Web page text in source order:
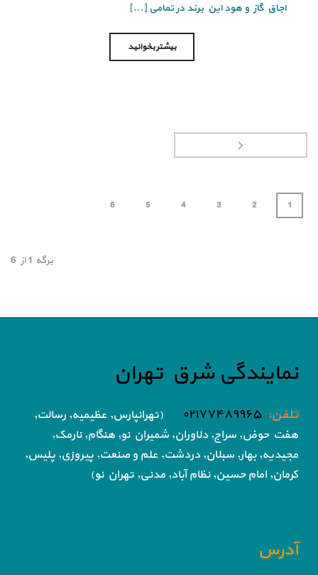
اجاق گاز و هود این برند در تمامی [...]
بیشتر بخوانید
1
2
3
4
5
6
برگه 1از 6
نمایندگی شرق تهران
تلفن: ۰۲۱۷۷۴۸۹۹۶۵
(تهرانپارس, عظیمیه, رسالت,
هفت حوض, سراج, دلاوران, شمیران نو, هنگام, نارمک,
مجیدیه, بهار, سبلان, دردشت, علم و صنعت, پیروزی, پلیس,
کرمان, امام حسین, نظام آباد, مدنی, تهران نو)
آدرس